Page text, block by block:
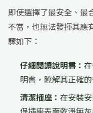
即使選擇了最安全、最
不當，也無法發揮其應
驟如下：
仔細閱讀說明書：
明書，瞭解其正確
清潔插座： 在安裝